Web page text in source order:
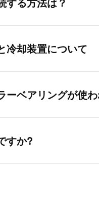
冷却装置について
ベアリングが使
すか?